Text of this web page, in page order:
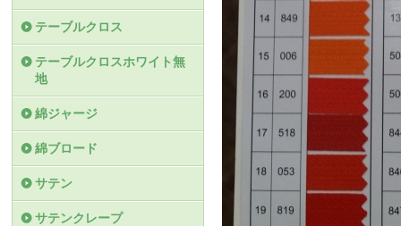
テーブルクロス
テーブルクロスホワイト無
地
綿ジャージ
綿ブロード
サテン
サテンクレープ